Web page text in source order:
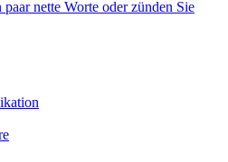
paar nette Worte oder zünden Sie